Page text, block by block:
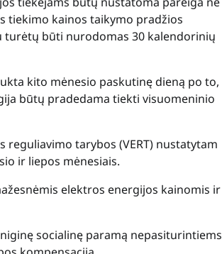
tiekimo kainos taikymo pradžios
būti nurodomas 30 kalendorinių
kito mėnesio paskutinę dieną po to,
būtų pradedama tiekti visuomeninio
tarybos (VERT) nustatytam
ir liepos mėnesiais.
elektros energijos kainomis ir
socialinę paramą nepasiturintiems